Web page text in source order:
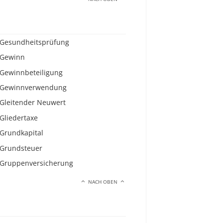
Gesundheitsprüfung
Gewinn
Gewinnbeteiligung
Gewinnverwendung
Gleitender Neuwert
Gliedertaxe
Grundkapital
Grundsteuer
Gruppenversicherung
NACH OBEN